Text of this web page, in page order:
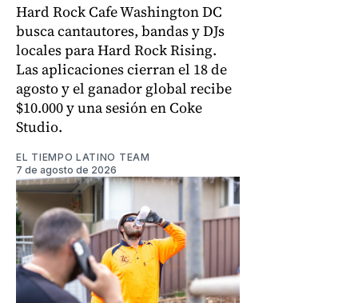
Hard Rock Cafe Washington DC
busca cantautores, bandas y DJs
locales para Hard Rock Rising.
Las aplicaciones cierran el 18 de
agosto y el ganador global recibe
$10.000 y una sesión en Coke
Studio.
EL TIEMPO LATINO TEAM
7 de agosto de 2026